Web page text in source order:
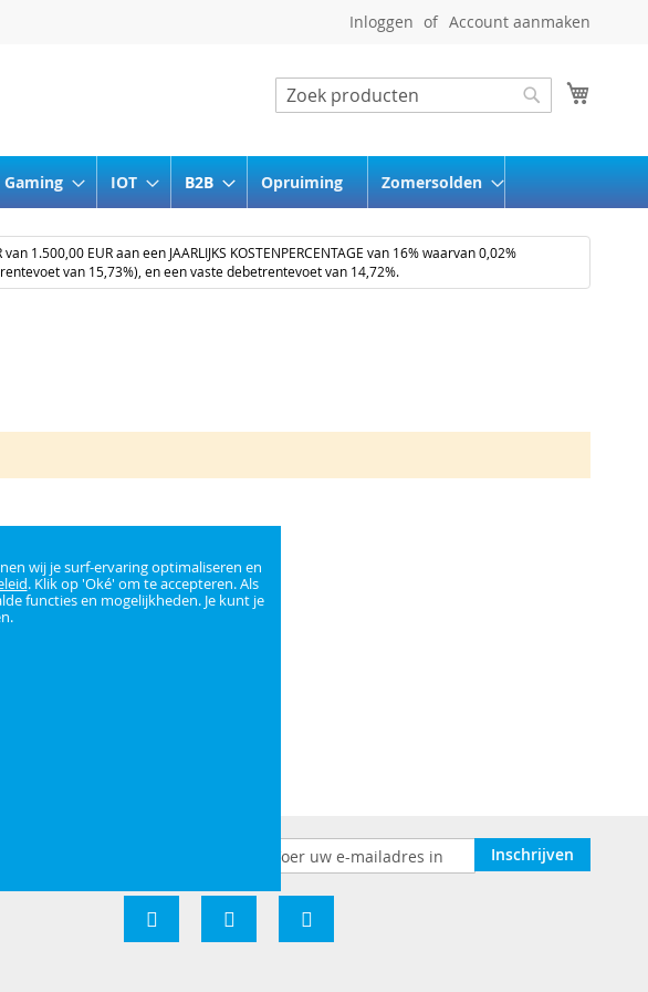
wij je surf-ervaring optimaliseren en
. Klik op 'Oké' om te accepteren. Als
functies en mogelijkheden. Je kunt je
Inloggen Account aanmaken
Zoeken
Gaming IOT B2B Opruiming Zomersolden
1.500,00 EUR aan een JAARLIJKS KOSTENPERCENTAGE van 16% waarvan 0,02%
van 15,73%), en een vaste debetrentevoet van 14,72%.
Abonneer
op
onze
Inschrijven